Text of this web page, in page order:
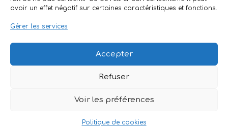
avoir un effet négatif sur certaines caractéristiques et fonctions.
Gérer les services
Accepter
Refuser
Voir les préférences
Politique de cookies
Les 20 km de Bruxelles avec le xRover
Politique de cookies (UE)